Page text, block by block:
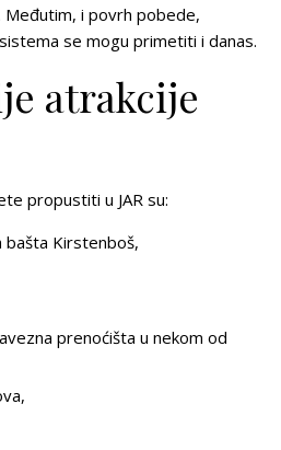
Međutim, i povrh pobede,
se mogu primetiti i danas.
atrakcije
propustiti u JAR su:
bašta Kirstenboš,
prenoćišta u nekom od